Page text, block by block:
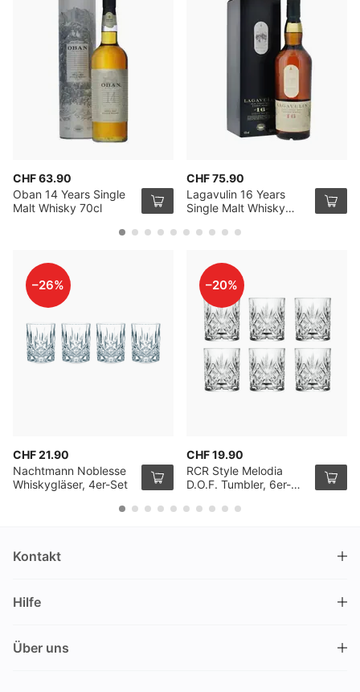
CHF 63.90
Oban 14 Years Single
Malt Whisky 70cl
CHF 75.90
Lagavulin 16 Years
Single Malt Whisky
–26%
CHF 21.90
Nachtmann Noblesse
Whiskygläser, 4er-Set
–20%
CHF 19.90
RCR Style Melodia
D.O.F. Tumbler, 6er-
Kontakt
Nüschelerstrasse 35
Schweiz
Hilfe
Über uns